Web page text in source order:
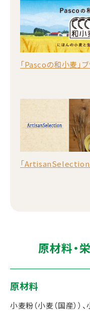
「Pascoの和小麦」
「ArtisanSelection
原材料・
原材料
小麦粉（小麦（国産））